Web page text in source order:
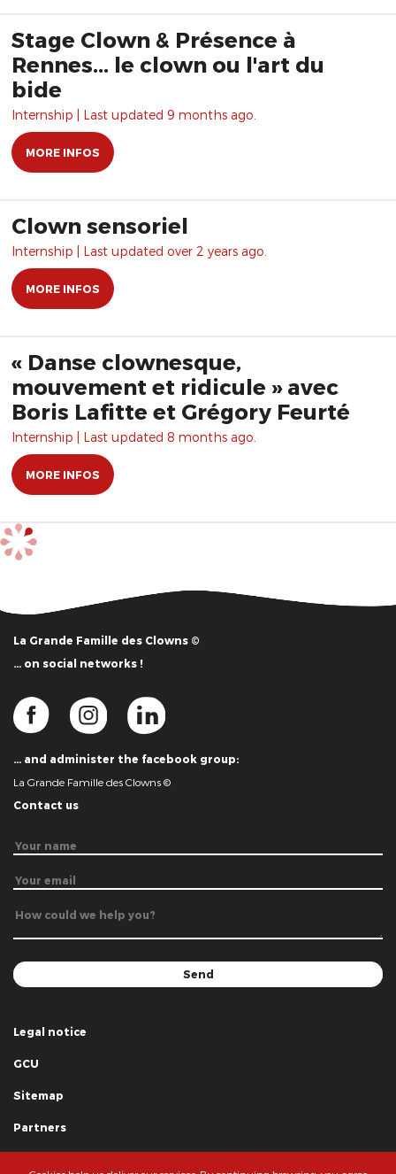
Stage Clown & Présence à
Rennes... le clown ou l'art du
bide
Internship | Last updated 9 months ago.
MORE INFOS
Clown sensoriel
Internship | Last updated over 2 years ago.
MORE INFOS
« Danse clownesque,
mouvement et ridicule » avec
Boris Lafitte et Grégory Feurté
Internship | Last updated 8 months ago.
MORE INFOS
La Grande Famille des Clowns ©
… on social networks !
… and administer the facebook group:
La Grande Famille des Clowns ©
Contact us
Legal notice
GCU
Sitemap
Partners